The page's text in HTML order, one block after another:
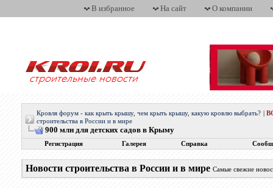
В избранное На сайт О компании
Кровля форум - как крыть крышу, чем крыть крышу, какую кровлю выбрать?
строительства в России и в мире
900 млн для детских садов в Крыму
Регистрация Галерея Справка
Новости строительства в России и в мире Самые свежие